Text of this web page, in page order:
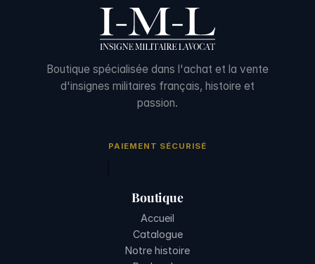
Boutique spécialisée dans l'achat et la vente
d'insignes militaires français, histoire et
passion.
PAIEMENT SÉCURISÉ
Boutique
Accueil
Catalogue
Notre histoire